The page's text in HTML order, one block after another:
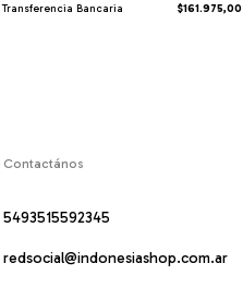
Transferencia Bancaria $161.975,00
Contactános
5493515592345
redsocial@indonesiashop.com.ar